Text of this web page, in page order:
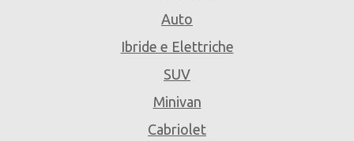
Auto
Ibride e Elettriche
SUV
Minivan
Cabriolet